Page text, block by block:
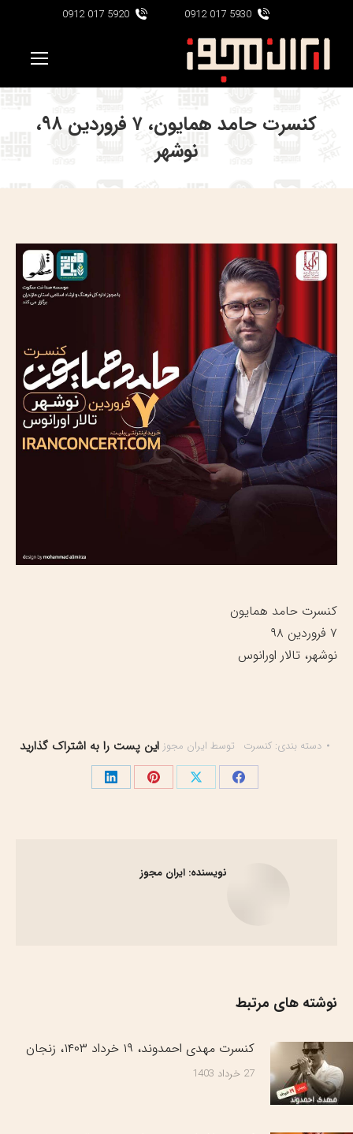
5930 017 0912
5920 017 0912
کنسرت حامد همایون، ۷ فروردین ۹۸،
نوشهر
کنسرت حامد همایون
۷ فروردین ۹۸
نوشهر، تالار اورانوس
دسته بندی: کنسرت توسط ایران مجوز این پست را به اشتراک گذارید
اشتراک اشتراک اشتراک اشتراک
نویسنده: ایران مجوز
نوشته های مرتبط
کنسرت مهدی احمدوند، ۱۹ خرداد ۱۴۰۳، زنجان
27 خرداد 1403